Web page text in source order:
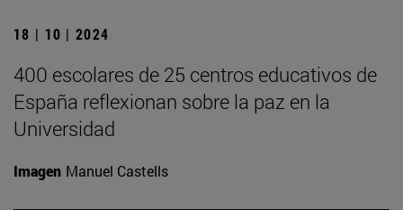
18 | 10 | 2024
400 escolares de 25 centros educativos de
España reflexionan sobre la paz en la
Universidad
Imagen Manuel Castells